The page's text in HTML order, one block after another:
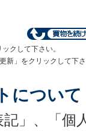
クして下さい。
新」をクリックして下
について
記」、「